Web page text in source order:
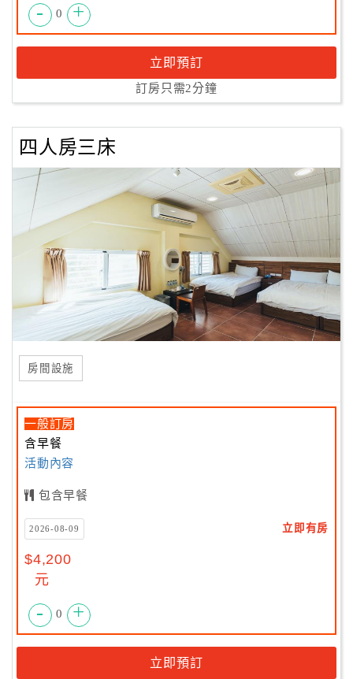
- 0 +
立即預訂
訂房只需2分鐘
四人房三床
房間設施
一般訂房
含早餐
活動內容
包含早餐
2026-08-09 立即有房
$4,200
元
- 0 +
立即預訂